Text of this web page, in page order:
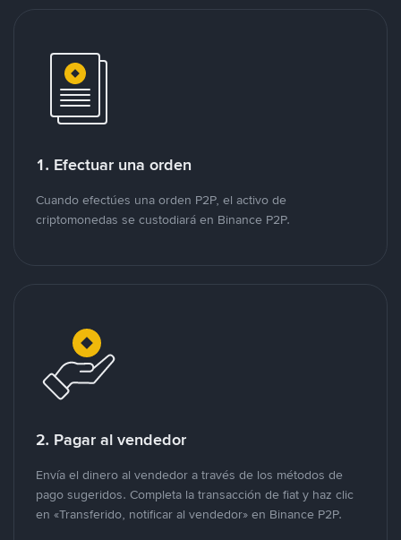
1. Efectuar una orden
Cuando efectúes una orden P2P, el activo de
criptomonedas se custodiará en Binance P2P.
2. Pagar al vendedor
Envía el dinero al vendedor a través de los métodos de
pago sugeridos. Completa la transacción de fiat y haz clic
en «Transferido, notificar al vendedor» en Binance P2P.